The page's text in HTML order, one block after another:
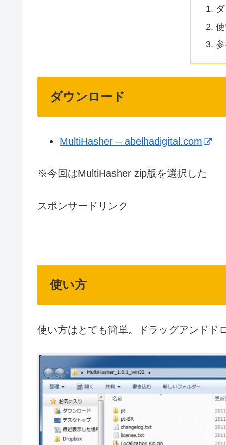
ダウンロード
MultiHasher – abelhadigital.com
※今回はMultiHasher zip版を選択した
スポンサードリンク
使い方
使い方はとても簡単。ドラッグアンドド